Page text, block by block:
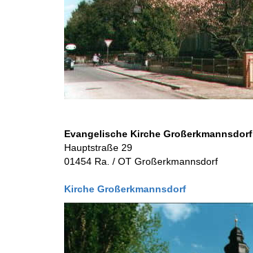
Evangelische Kirche Großerkmannsdorf
Hauptstraße 29
01454 Ra. / OT Großerkmannsdorf
Kirche Großerkmannsdorf